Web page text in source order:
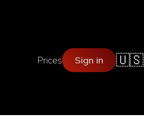
Prices Sign in 🇺🇸